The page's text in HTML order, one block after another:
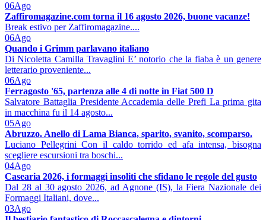
06Ago
Zaffiromagazine.com torna il 16 agosto 2026, buone vacanze!
Break estivo per Zaffiromagazine....
06Ago
Quando i Grimm parlavano italiano
Di Nicoletta Camilla Travaglini E’ notorio che la fiaba è un genere
letterario proveniente...
06Ago
Ferragosto '65, partenza alle 4 di notte in Fiat 500 D
Salvatore Battaglia Presidente Accademia delle Prefi La prima gita
in macchina fu il 14 agosto...
05Ago
Abruzzo. Anello di Lama Bianca, sparito, svanito, scomparso.
Luciano Pellegrini Con il caldo torrido ed afa intensa, bisogna
scegliere escursioni tra boschi...
04Ago
Casearia 2026, i formaggi insoliti che sfidano le regole del gusto
Dal 28 al 30 agosto 2026, ad Agnone (IS), la Fiera Nazionale dei
Formaggi Italiani, dove...
03Ago